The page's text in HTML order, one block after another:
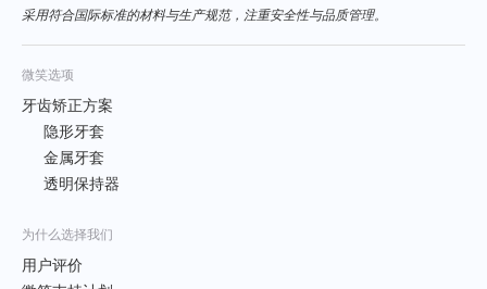
采用符合国际标准的材料与生产规范，注重安全性与品质管理。
微笑选项
牙齿矫正方案
隐形牙套
金属牙套
透明保持器
为什么选择我们
用户评价